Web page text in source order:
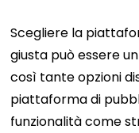
Scegliere la
giusta può essere
così tante opzioni
piattaforma di
funzionalità come